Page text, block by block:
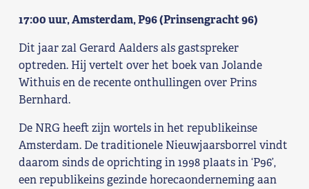
Wie we zijn
Nieuws
Agenda
Shop
Contact
17:00 uur, Amsterdam, P96 (Prinsengracht 96)
Dit jaar zal Gerard Aalders als gastspreker
optreden. Hij vertelt over het boek van Jolande
Withuis en de recente onthullingen over Prins
Bernhard.
De NRG heeft zijn wortels in het republikeinse
Amsterdam. De traditionele Nieuwjaarsborrel vindt
daarom sinds de oprichting in 1998 plaats in ‘P96’,
een republikeins gezinde horecaonderneming aan